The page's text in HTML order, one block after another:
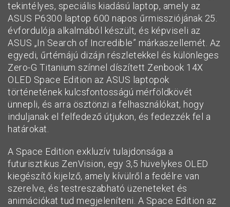
tekintélyes, speciális kiadású laptop, amely az
ASUS P6300 laptop 600 napos űrmissziójának 25.
évfordulója alkalmából készült, és képviseli az
ASUS „In Search of Incredible” márkaszellemét. Az
egyedi, űrtémájú dizájn részletekkel és különleges
Zero-G Titanium színnel díszített Zenbook 14X
OLED Space Edition az ASUS laptopok
történetének kulcsfontosságú mérföldkövét
ünnepli, és arra ösztönzi a felhasználókat, hogy
induljanak el felfedező útjukon, és fedezzék fel a
határokat.
A Space Edition exkluzív tulajdonsága a
futurisztikus ZenVision, egy 3,5 hüvelykes OLED
kiegészítő kijelző, amely kívülről a fedélre van
szerelve, és testreszabható üzeneteket és
animációkat tud megjeleníteni. A Space Edition az